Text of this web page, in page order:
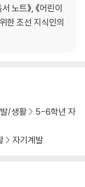
노트》, 《어린이
한 조선 지식인의
/생활
5-6학년 자
자기계발